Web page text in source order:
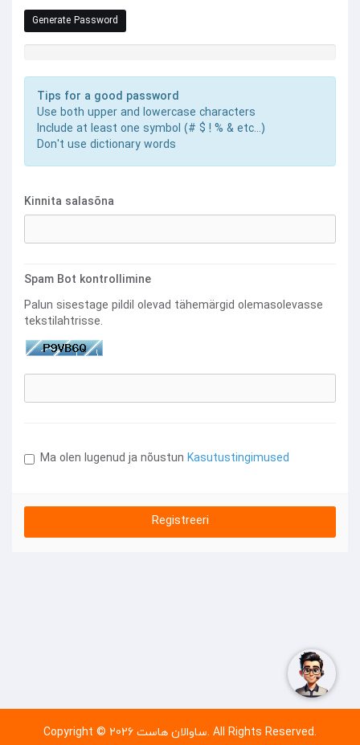
Generate Password
Salasõna tugevus: Sisesta salasõna
Tips for a good password
Use both upper and lowercase characters
Include at least one symbol (# $ ! % & etc...)
Don't use dictionary words
Kinnita salasõna
Spam Bot kontrollimine
Palun sisestage pildil olevad tähemärgid olemasolevasse
tekstilahtrisse.
Ma olen lugenud ja nõustun Kasutustingimused
Copyright © 2026 ساوالان هاست. All Rights Reserved.